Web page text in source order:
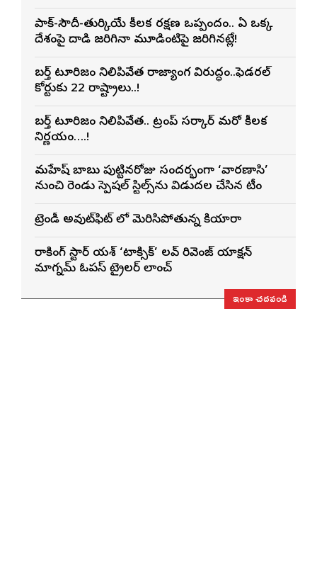
పాక్-సౌదీ-తుర్కియే కీలక రక్షణ ఒప్పందం.. ఏ ఒక్క
దేశంపై దాడి జరిగినా మూడింటిపై జరిగినట్లే!
బర్త్ టూరిజం నిలిపివేత రాజ్యాంగ విరుద్ధం..ఫెడరల్
కోర్టుకు 22 రాష్ట్రాలు..!
బర్త్ టూరిజం నిలిపివేత.. ట్రంప్ సర్కార్ మరో కీలక
నిర్ణయం….!
మహేష్ బాబు పుట్టినరోజు సందర్భంగా ‘వారణాసి’
నుంచి రెండు స్పెషల్ స్టిల్స్‌ను విడుదల చేసిన టీం
ట్రెండీ అవుట్‌ఫిట్ లో మెరిసిపోతున్న కియారా
రాకింగ్ స్టార్ యశ్ ‘టాక్సిక్’ లవ్ రివెంజ్ యాక్షన్
మాగ్నమ్ ఓపస్‌ ట్రైలర్ లాంచ్
ఇంకా చదవండి